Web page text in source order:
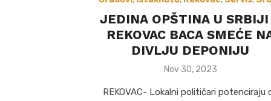
JEDINA OPŠTINA U
REKOVAC BACA SMEĆE
DIVLJU DEPONIJU
Posted
Nov 30, 2023
REKOVAC- Lokalni političari potenciraju